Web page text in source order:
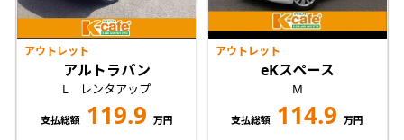
アウトレット
アルトラパン
L レンタアップ
支払総額 119.9 万円
アウトレット
eKスペース
M
支払総額 114.9 万円